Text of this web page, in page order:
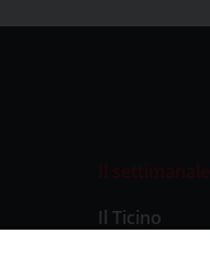
Il settimanale
Il Ticino